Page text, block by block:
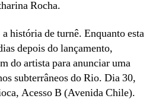
Rocha.
história de turnê. Enquanto esta
depois do lançamento,
do artista para anunciar uma
subterrâneos do Rio. Dia 30,
Acesso B (Avenida Chile).